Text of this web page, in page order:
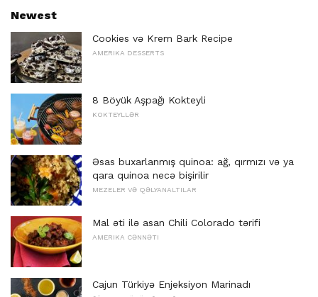
Newest
Cookies və Krem Bark Recipe
AMERIKA DESSERTS
8 Böyük Aşpağı Kokteyli
KOKTEYLLƏR
Əsas buxarlanmış quinoa: ağ, qırmızı və ya
qara quinoa necə bişirilir
MEZELER VƏ QƏLYANALTILAR
Mal əti ilə asan Chili Colorado tərifi
AMERIKA CƏNNƏTI
Cajun Türkiyə Enjeksiyon Marinadı